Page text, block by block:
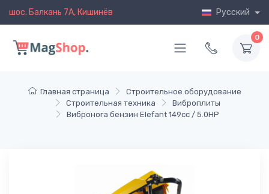
шос. Балкань 7A, Кишинёв Русский
0
Главная страница
Строительное оборудование
Строительная техника
Виброплиты
Вибронога бензин Elefant 149cc / 5.0HP